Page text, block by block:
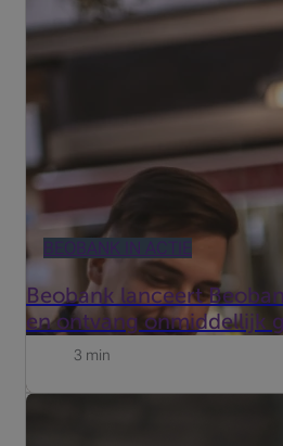
Beobank lanceert
en ontvang onmiddellijk
een weekendje weg of geld
was nog nooit zo eenvoudig.
3 min
Update van 19 juni 2026